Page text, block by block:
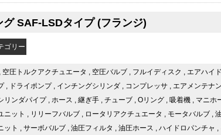
グ SAF-LSDタイプ (フランジ)
ゴリー
空圧トルクアクチュエータ 空圧バルブ フルイディスク エアハイ
, ドライポンプ, インチングシリンダ コンプレッサ エアメンテナ
リンダパイプ, ホース 継ぎ手 チューブ Oリング 吸着機 マニホ
ニット リリーフバルブ ロータリアクチュエータ モータバルブ
ット サーボバルブ 油圧フィルタ 油圧ホース ハイドロパンチャ